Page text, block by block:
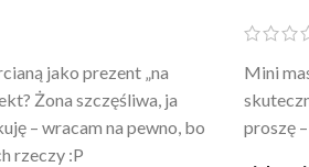
sztos – lekki, chłodny, a
butiku. Noszę
świetny